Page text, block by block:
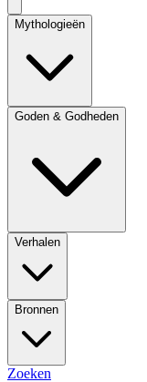
Mythologieën
Goden & Godheden
Verhalen
Bronnen
Zoeken